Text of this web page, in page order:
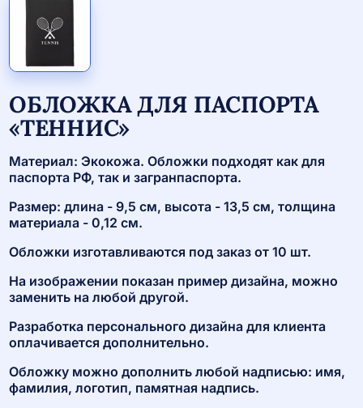
ОБЛОЖКА ДЛЯ ПАСПОРТА
«ТЕННИС»
Материал: Экокожа. Обложки подходят как для
паспорта РФ, так и загранпаспорта.
Размер: длина - 9,5 см, высота - 13,5 см, толщина
материала - 0,12 см.
Обложки изготавливаются под заказ от 10 шт.
На изображении показан пример дизайна, можно
заменить на любой другой.
Разработка персонального дизайна для клиента
оплачивается дополнительно.
Обложку можно дополнить любой надписью: имя,
фамилия, логотип, памятная надпись.